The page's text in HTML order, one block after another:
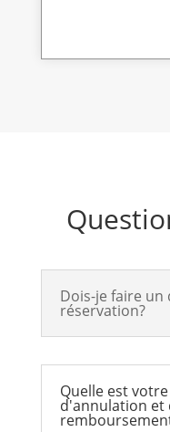
Dois-je faire
réservation?
Quelle est
d'annulation et